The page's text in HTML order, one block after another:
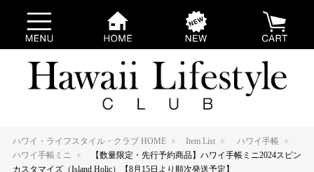
ハワイ・ライフスタイル・クラブ HOME Item List
ハワイ手帳
ハワイ手帳ミニ
【数量限定・先行予約商品】ハワイ手帳ミニ2024スピン
カスタマイズ（Island Holic）【8月15日より順次発送予定】